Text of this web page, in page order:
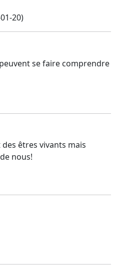
20)
se faire comprendre
des êtres vivants mais
nous!